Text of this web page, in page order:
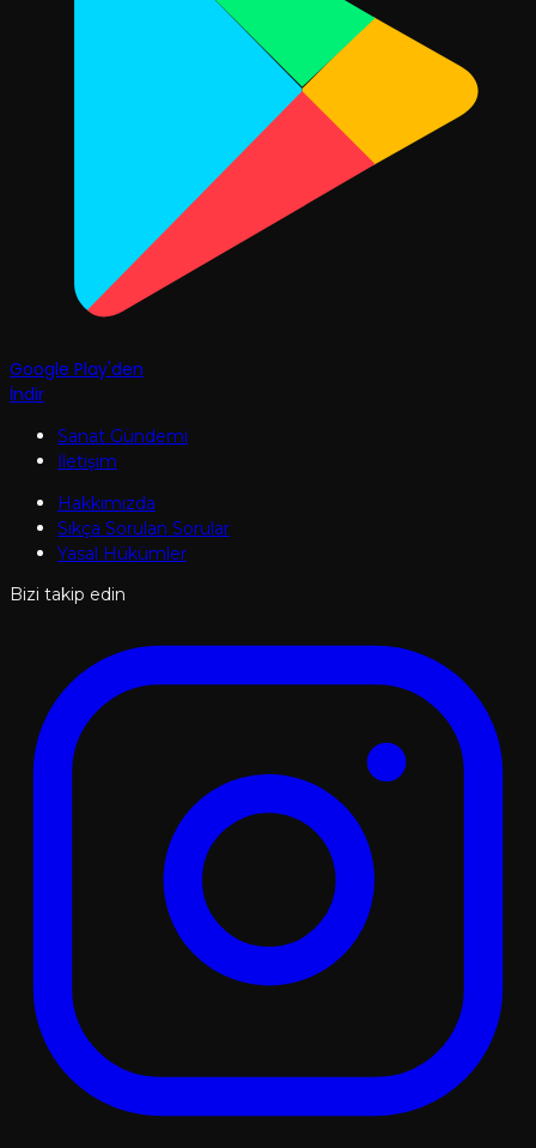
Google Play'den
İndir
Sanat Gündemi
İletişim
Hakkımızda
Sıkça Sorulan Sorular
Yasal Hükümler
Bizi takip edin